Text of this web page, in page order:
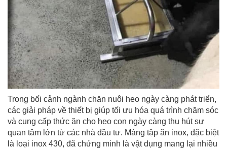
Trong bối cảnh ngành chăn nuôi heo ngày càng phát triển,
các giải pháp về thiết bị giúp tối ưu hóa quá trình chăm sóc
và cung cấp thức ăn cho heo con ngày càng thu hút sự
quan tâm lớn từ các nhà đầu tư. Máng tập ăn inox, đặc biệt
là loại inox 430, đã chứng minh là vật dụng mang lại nhiều